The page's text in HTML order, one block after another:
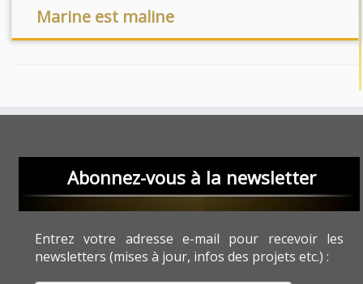
Marine est maline
Abonnez-vous à la newsletter
Entrez votre adresse e-mail pour recevoir les
newsletters (mises à jour, infos des projets etc.) :